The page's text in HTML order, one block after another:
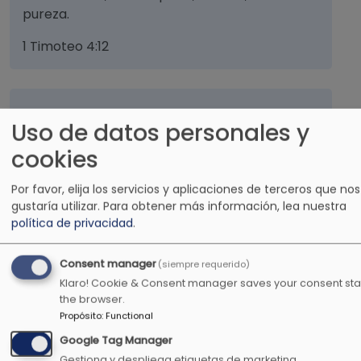
pureza.
1 Timoteo 4:12
Todavía darán fruto en la vejez, serán gordos y
florecientes
OTRAS EMISORAS CRISTIANAS
Uso de datos personales y
cookies
Por favor, elija los servicios y aplicaciones de terceros que nos
gustaría utilizar. Para obtener más información, lea nuestra
política de privacidad.
Consent manager(siempre requerido)
Klaro! Cookie & Consent manager saves your consent
the browser.
Propósito:Functional
Google Tag Manager